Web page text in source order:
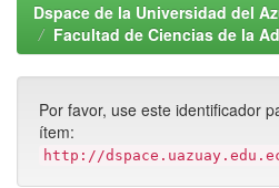
Dspace de la Universidad del
Facultad de Ciencias de la
Por favor, use este identificador
ítem:
http://